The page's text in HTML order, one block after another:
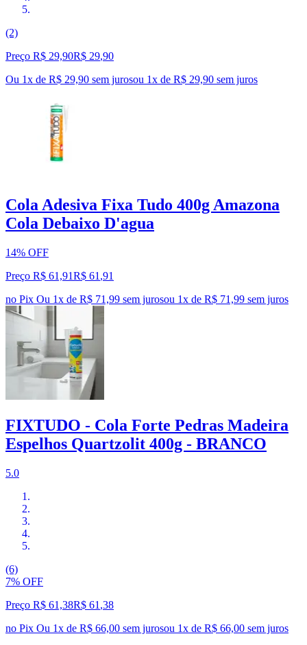
(2)
Preço R$ 29,90R$ 29,90
Ou 1x de R$ 29,90 sem jurosou 1x de R$ 29,90 sem juros
Cola Adesiva Fixa Tudo 400g Amazona
Cola Debaixo D'agua
14% OFF
Preço R$ 61,91R$ 61 ,91
no Pix Ou 1x de R$ 71,99 sem jurosou 1x de R$ 71,99 sem juros
FIXTUDO - Cola Forte Pedras Madeira
Espelhos Quartzolit 400g - BRANCO
5.0
(6)
7% OFF
Preço R$ 61,38R$ 61 ,38
no Pix Ou 1x de R$ 66,00 sem jurosou 1x de R$ 66,00 sem juros